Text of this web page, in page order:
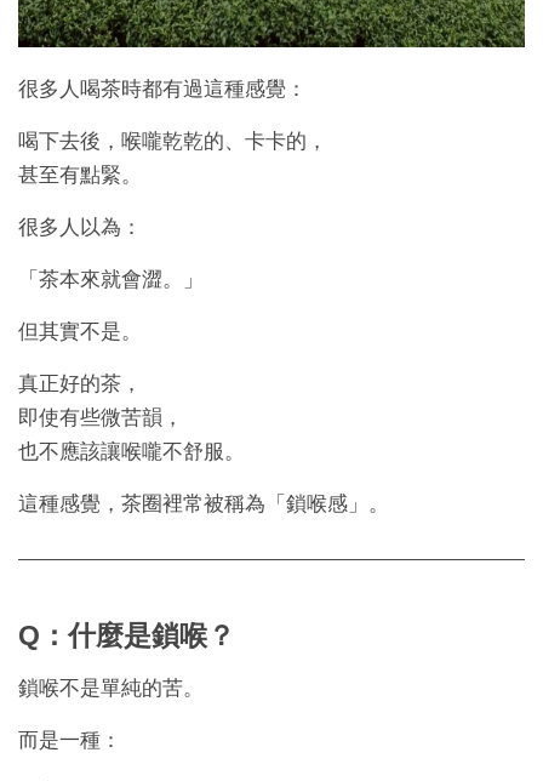
很多人喝茶時都有過這種感覺：
喝下去後，喉嚨乾乾的、卡卡的，
甚至有點緊。
很多人以為：
「茶本來就會澀。」
但其實不是。
真正好的茶，
即使有些微苦韻，
也不應該讓喉嚨不舒服。
這種感覺，茶圈裡常被稱為「鎖喉感」。
Q：什麼是鎖喉？
鎖喉不是單純的苦。
而是一種：